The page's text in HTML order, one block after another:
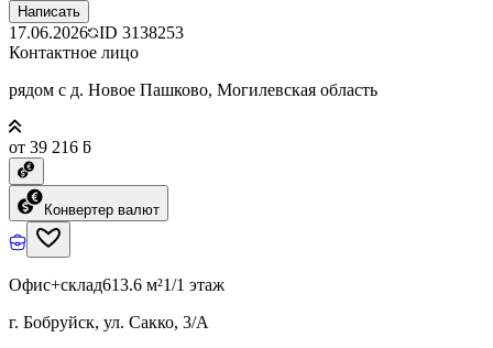
Написать
17.06.2026 ID 3138253
Контактное лицо
рядом с д. Новое Пашково, Могилевская область
от 39 216 ƃ
Конвертер валют
Офис+склад613.6 м²1/1 этаж
г. Бобруйск, ул. Сакко, 3/А